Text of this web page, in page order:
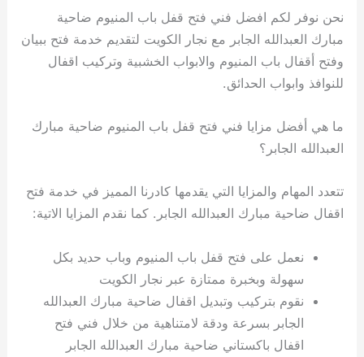
نحن نوفر لكم افضل فني فتح قفل باب المنيوم ضاحية
مبارك العبدالله الجابر مع نجار الكويت لتقديم خدمة فتح ببيان
وفتح أقفال باب المنيوم والابواب الخشبية وتركيب اقفال
للنوافذ وابواب الحدائق.
ما هي أفضل مزايا فني فتح قفل باب المنيوم ضاحية مبارك
العبدالله الجابر؟
تتعدد المهام والمزايا التي يقدمها كادرنا المميز في خدمة فتح
اقفال ضاحية مبارك العبدالله الجابر. كما نقدم المزايا الاتية:
نعمل على فتح قفل باب المنيوم وباب حديد بكل
سهولة وبخبرة ممتازة عبر نجار الكويت
نقوم بتركيب وتبديل اقفال ضاحية مبارك العبدالله
الجابر بسرعة ودقة لامتناهية من خلال فني فتح
اقفال باكستاني ضاحية مبارك العبدالله الجابر